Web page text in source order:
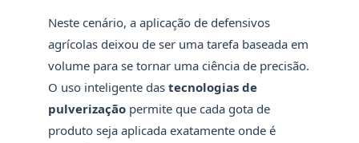
Neste cenário, a aplicação de defensivos
agrícolas deixou de ser uma tarefa baseada em
volume para se tornar uma ciência de precisão.
O uso inteligente das tecnologias de
pulverização permite que cada gota de
produto seja aplicada exatamente onde é